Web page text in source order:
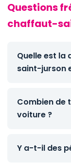
Questions
chaffaut-
Quelle est la
saint-jurson
Combien de
voiture ?
Y a-t-il des